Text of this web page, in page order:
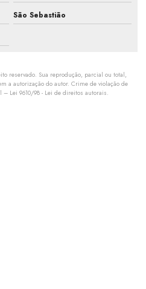
São Sebastião
reservado. Sua reprodução, parcial ou total,
a autorização do autor. Crime de violação de
– Lei 9610/98 - Lei de direitos autorais.